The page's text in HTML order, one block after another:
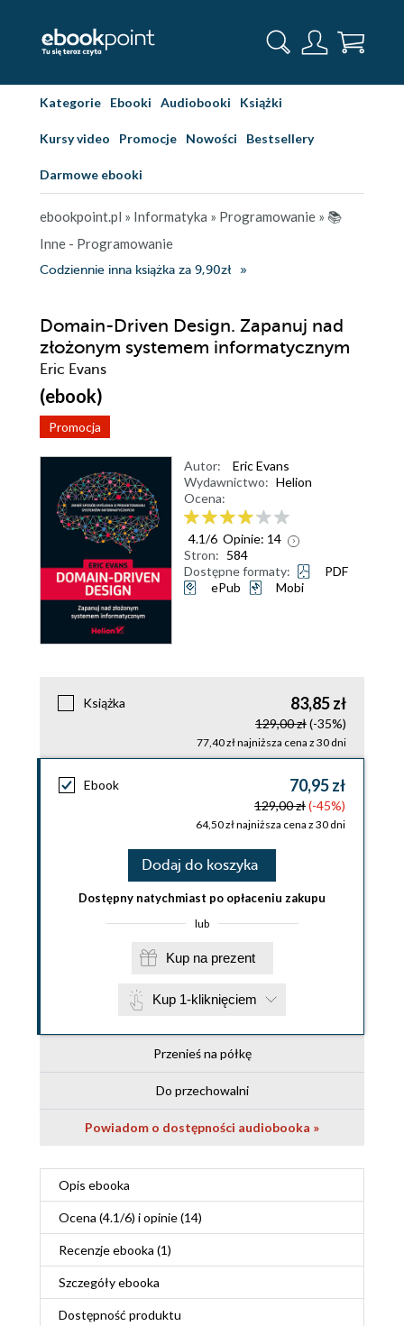
Kategorie Ebooki Audiobooki Książki
Kursy video Promocje Nowości Bestsellery
Darmowe ebooki
ebookpoint.pl » Informatyka » Programowanie » 📚
Inne - Programowanie
Codziennie inna książka za 9,90zł
Domain-Driven Design. Zapanuj nad
złożonym systemem informatycznym
Eric Evans
(ebook)
Promocja
Autor:
Eric Evans
Wydawnictwo: Helion
Ocena:
4.1/6 Opinie: 14
Stron: 584
Dostępne formaty:
PDF
ePub
Mobi
Książka 83,85 zł
129,00 zł(-35%)
77,40 zł najniższa cena z 30 dni
Ebook 70,95 zł
129,00 zł(-45%)
64,50 zł najniższa cena z 30 dni
Dodaj do koszyka
Dostępny natychmiast po opłaceniu zakupu
lub
Kup na prezent
Kup 1-kliknięciem
Przenieś na półkę
Do przechowalni
Powiadom o dostępności audiobooka »
Opis ebooka
Ocena (4.1/6) i opinie (14)
Recenzjeebooka (1)
Szczegółyebooka
Dostępność produktu